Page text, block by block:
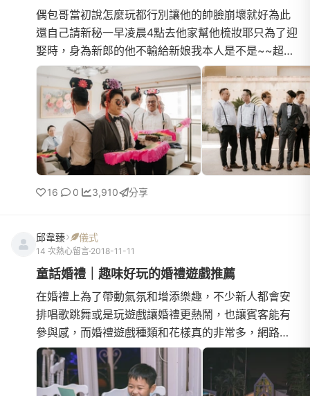
偶包哥當初說怎麼玩都行別讓他的帥臉崩壞就好為此
還自己請新秘一早凌晨4點去他家幫他梳妝耶只為了迎
娶時，身為新郎的他不輸給新娘我本人是不是~~超浮
誇的偶包哥所以我們總共請了兩個新秘，一個新娘
的，一個新郎的..........接下來進入正題啦！！！一群還
在充滿自信聊天中的男士們結果.......還沒開始伴郎就自
己中標了先說好，他自己落水的哦[ima
16 0 3,910 分享
邱韋臻 儀式
14 次熱心留言 2018-11-11
童話婚禮｜趣味好玩的婚禮遊戲推薦
在婚禮上為了帶動氣氛和增添樂趣，不少新人都會安
排唱歌跳舞或是玩遊戲讓婚禮更熱鬧，也讓賓客能有
參與感，而婚禮遊戲種類和花樣真的非常多，網路上
搜尋一下資訊包羅萬象。而我們這次因為控管時間的
關係只有玩一個遊戲，但別小看我們的遊戲喔！可是
為了要迎合我們廸士尼系列想破頭了！ 我們的遊戲叫